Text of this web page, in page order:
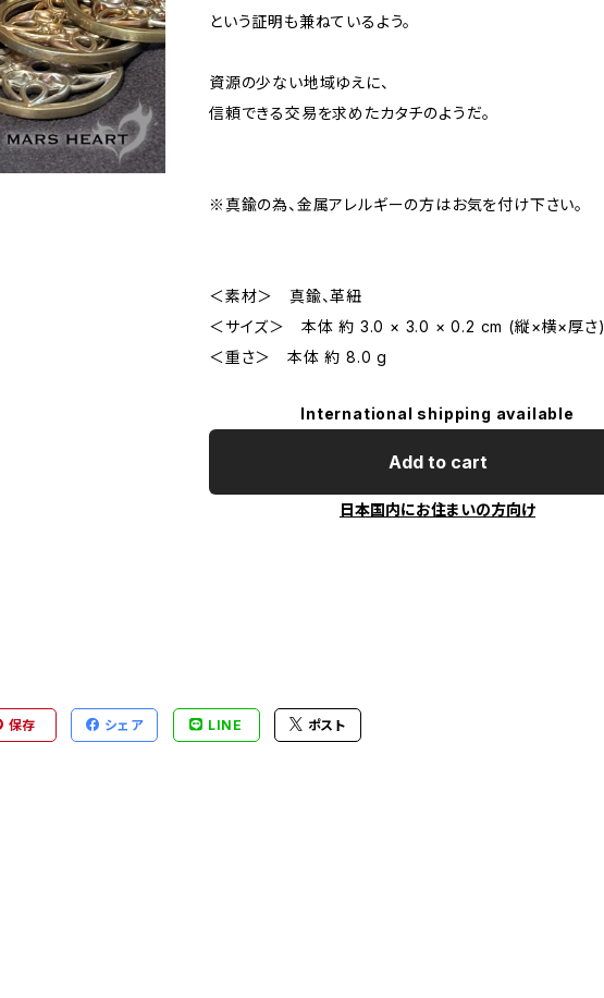
という証明も兼ねているよう。
資源の少ない地域ゆえに、
信頼できる交易を求めたカタチのようだ。
※真鍮の為、金属アレルギーの方はお気を付け下さい。
＜素材＞ 真鍮、革紐
＜サイズ＞ 本体 約 3.0 × 3.0 × 0.2 cm (縦×横×厚さ)
＜重さ＞ 本体 約 8.0 g
International shipping available
Add to cart
日本国内にお住まいの方向け
保存 シェア LINE ポスト